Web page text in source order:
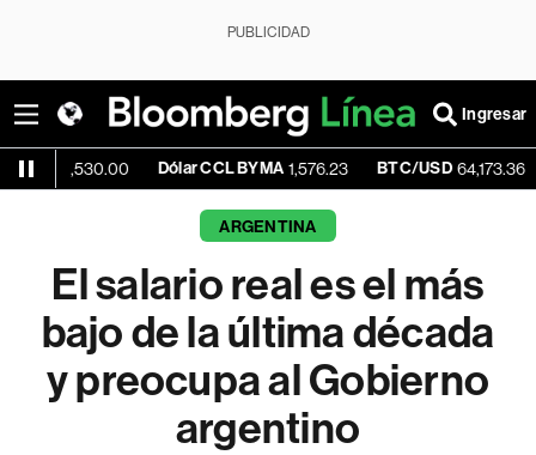
PUBLICIDAD
Ingresar
Dólar CCL BYMA 1,576.23 BTC/USD 64,173.36 -0.34%
ARGENTINA
El salario real es el más
bajo de la última década
y preocupa al Gobierno
argentino